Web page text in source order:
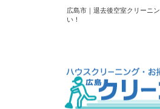
広島市｜退去後空室クリーニ
い！